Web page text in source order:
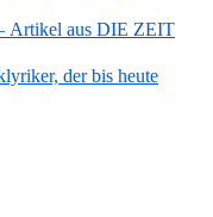
Artikel aus DIE ZEIT
der bis heute